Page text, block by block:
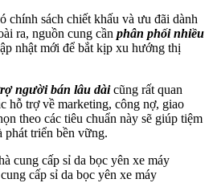
chính sách chiết khấu và ưu đãi dành
ra, nguồn cung cần phân phối nhiều
nhật mới để bắt kịp xu hướng thị
người bán lâu dàicũng rất quan
hỗ trợ về marketing, công nợ, giao
theo các tiêu chuẩn này sẽ giúp tiệm
phát triển bền vững.
cấp sỉ da bọc yên xe máy